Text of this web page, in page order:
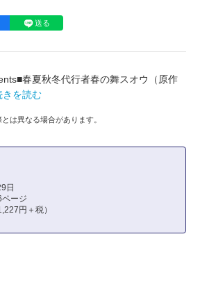
送る
春夏秋冬代行者春の舞スオウ（原作
きを読む
は異なる場合があります。
日
ージ
円＋税）